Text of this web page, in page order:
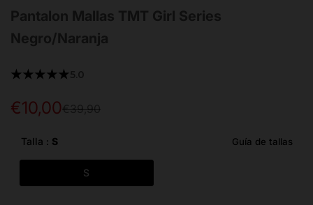
Pantalon Mallas TMT Girl Series
Negro/Naranja
★★★★★5.0
Precio
€39,90
Precio
oferta
€10,00
Talla : S Guía de tallas
S